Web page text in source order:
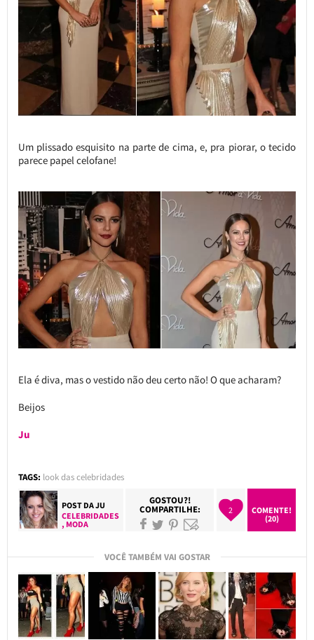
Um plissado esquisito na parte de cima, e, pra piorar, o tecido
parece papel celofane!
Ela é diva, mas o vestido não deu certo não! O que acharam?
Beijos
Ju
TAGS: look das celebridades
POST DAJU
CELEBRIDADES
, MODA
GOSTOU?!
COMPARTILHE: 2
COMENTE!
(20)
VOCÊ TAMBÉM VAI GOSTAR